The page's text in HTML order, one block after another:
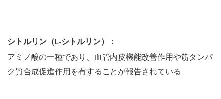
シトルリン（L-シトルリン）：
アミノ酸の一種であり、血管内皮機能改善作用や筋タンパ
ク質合成促進作用を有することが報告されている